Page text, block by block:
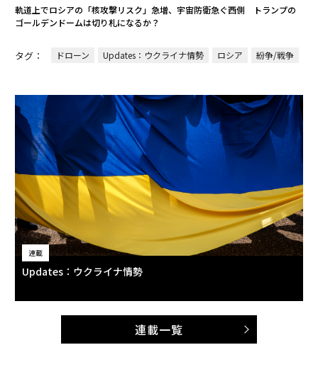
軌道上でロシアの「核攻撃リスク」急増、宇宙防衛急ぐ西側 トランプの
ゴールデンドームは切り札になるか？
タグ： ドローン Updates：ウクライナ情勢 ロシア 紛争/戦争
連載
Updates：ウクライナ情勢
連載一覧